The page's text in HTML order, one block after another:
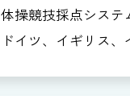
体操競技採点システ
ドイツ、イギリス